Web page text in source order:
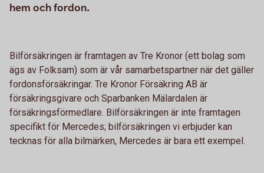
hem och fordon.
Bilförsäkringen är framtagen av Tre Kronor (ett bolag som
ägs av Folksam) som är vår samarbetspartner när det gäller
fordonsförsäkringar. Tre Kronor Försäkring AB är
försäkringsgivare och Sparbanken Mälardalen är
försäkringsförmedlare. Bilförsäkringen är inte framtagen
specifikt för Mercedes; bilförsäkringen vi erbjuder kan
tecknas för alla bilmärken, Mercedes är bara ett exempel.